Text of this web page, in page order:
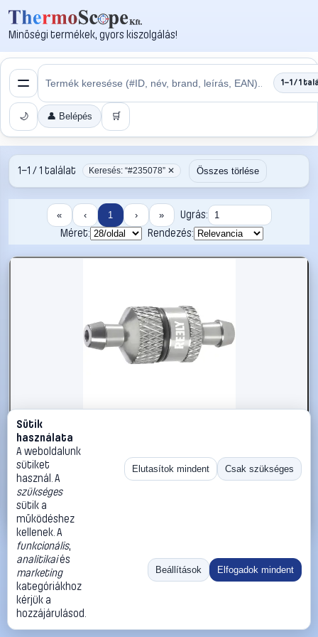
Minőségi termékek, gyors kiszolgálás!
1–1 / 1
🌙 👤 Belépés 🛒
1–1 / 1 találat Keresés: “#235078” ✕ Összes törlése
« ‹ 1 › »
Ugrás:
Méret:
Rendezés:
#235078
Visszacsapó szelep üzemanyaghoz Reely
Reely RC üzemanyag szűrők
2 490 Ft
Kosárba
«
Méret:
Rendezés:
©2026
ThermoScope
Cégbemutató
Sütik
használata
A weboldalunk
sütiket
használ. A
szükséges
sütik a
működéshez
kellenek. A
funkcionális,
analitikaiés
marketing
kategóriákhoz
kérjük a
hozzájárulásod.
Elutasítok mindent Csak szükséges
Beállítások Elfogadok mindent